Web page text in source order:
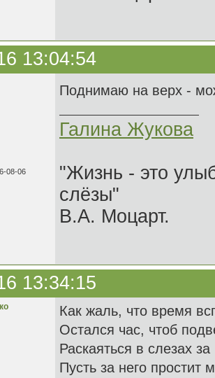
13:04:54
08-06
Поднимаю на верх -
Галина Жукова
"Жизнь - это
слёзы"
В.А. Моцарт.
13:34:15
Как жаль, что время
Остался час, чтоб
Раскаяться в слезах
Пусть за него простит